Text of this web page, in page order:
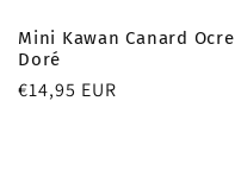
Mini Kawan Canard Ocre
Doré
Prix
€14,95 EUR